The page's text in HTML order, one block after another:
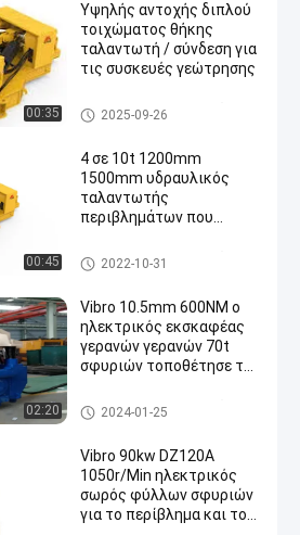
00:35
Υψηλής αντοχής διπλού
τοιχώματος θήκης
ταλαντωτή / σύνδεση για
τις συσκευές γεώτρησης
Υδραυλικοί ταλαντωτές περ
ιβλημάτων
2025-09-26
00:45
4 σε 10t 1200mm
1500mm υδραυλικός
ταλαντωτής
περιβλημάτων που
Υδραυλικοί ταλαντωτές περ
ιβλημάτων
2022-10-31
02:20
Vibro 10.5mm 600NM ο
ηλεκτρικός εκσκαφέας
γερανών γερανών 70t
σφυριών τοποθέτησε το
Υδραυλικοί ταλαντωτές περ
ιβλημάτων
2024-01-25
Vibro 90kw DZ120A
1050r/Min ηλεκτρικός
σωρός φύλλων σφυριών
για το περίβλημα και το